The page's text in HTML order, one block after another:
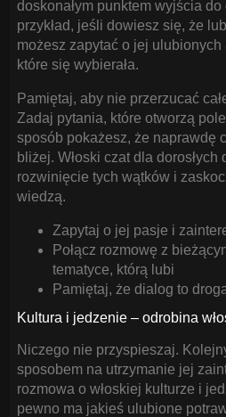
doskonałym punktem wyjścia do
przykład, jeśli dowiesz się, że
możesz zapytać o jej ulubionych
które się wybierała.
Pamiętaj, aby nie przerzucać
Zadaj pytania, które otworzą
sposób pokażesz, że naprawdę
bliżej. Włoski czat dla
rozwinięcie tych wątków i
wiedzą.
Zapytaj o jej pasje i
Połącz rozmowę z
tematyce, którą lubi
Pamiętaj, że dialog to
Kultura i jedzenie – odrobina
Niczego nie przyspieszaj.
sposobem na utrzymanie jej
rozmowa o włoskiej kulturze i
pewno ma jakieś ulubione